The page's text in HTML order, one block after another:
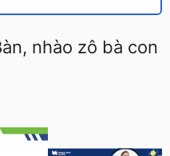
nhào zô bà con